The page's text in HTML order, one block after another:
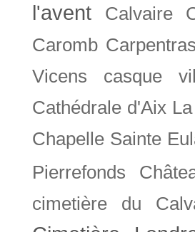
l'avent Calvaire
Caromb Carpentras
Vicens casque
Cathédrale d'Aix
Chapelle Sainte
Pierrefonds
cimetière du